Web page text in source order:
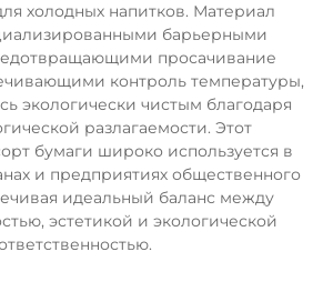
холодных напитков. Материал
барьерными
просачивание
контроль температуры,
экологически чистым благодаря
разлагаемости. Этот
бумаги широко используется в
и предприятиях общественного
идеальный баланс между
эстетикой и экологической